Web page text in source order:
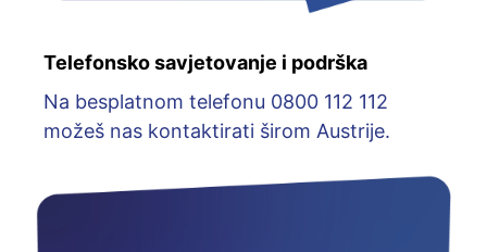
Telefonsko savjetovanje i podrška
Na besplatnom telefonu 0800 112 112
možeš nas kontaktirati širom Austrije.